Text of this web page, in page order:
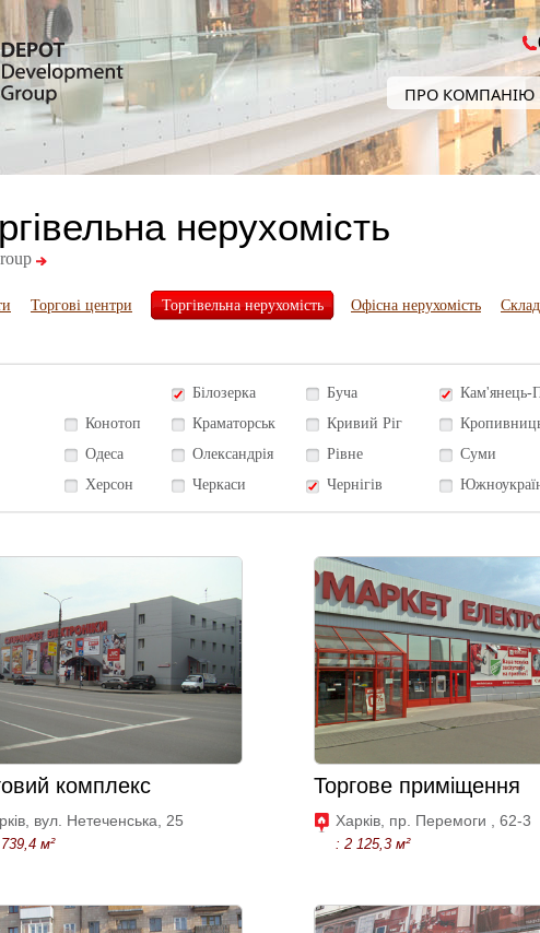
ПРО КОМПАНІЮ
нерухомість
Торгові центри Торгівельна нерухомість Офісна нерухомість
Білозерка Буча Кам'янець-
Конотоп
Краматорськ Кривий Ріг
Одеса
Олександрія Рівне Суми
Херсон
Черкаси Чернігів
комплекс
вул. Нетеченська, 25
м²
Торгове приміщення
Харків, пр. Перемоги , 62-3
: 2 125,3 м²